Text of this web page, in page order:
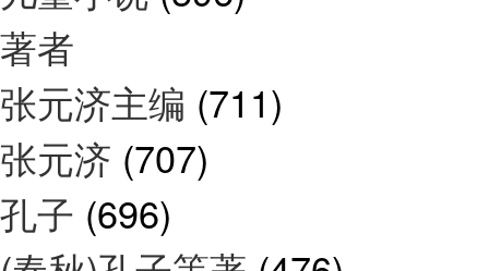
著者
张元济主编 (711)
张元济 (707)
孔子 (696)